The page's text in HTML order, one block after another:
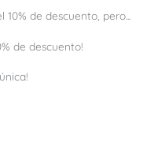
de descuento, pero...
de descuento!